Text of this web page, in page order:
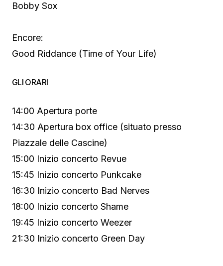
Bobby Sox
Encore:
Good Riddance (Time of Your Life)
GLI ORARI
14:00 Apertura porte
14:30 Apertura box office (situato presso
Piazzale delle Cascine)
15:00 Inizio concerto Revue
15:45 Inizio concerto Punkcake
16:30 Inizio concerto Bad Nerves
18:00 Inizio concerto Shame
19:45 Inizio concerto Weezer
21:30 Inizio concerto Green Day